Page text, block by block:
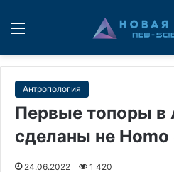
Антропология
Первые топоры в
сделаны не Homo
24.06.2022 1 420